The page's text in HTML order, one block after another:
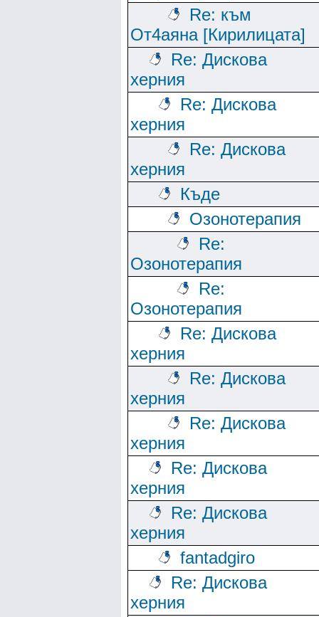
Re: към
От4аяна [Кирилицата]
Re: Дискова
херния
Re: Дискова
херния
Re: Дискова
херния
Къде
Озонотерапия
Re:
Озонотерапия
Re:
Озонотерапия
Re: Дискова
херния
Re: Дискова
херния
Re: Дискова
херния
Re: Дискова
херния
Re: Дискова
херния
fantadgiro
Re: Дискова
херния